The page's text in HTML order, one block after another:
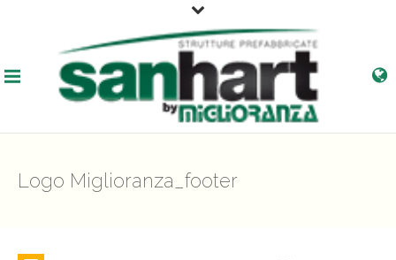
Logo Miglioranza_footer